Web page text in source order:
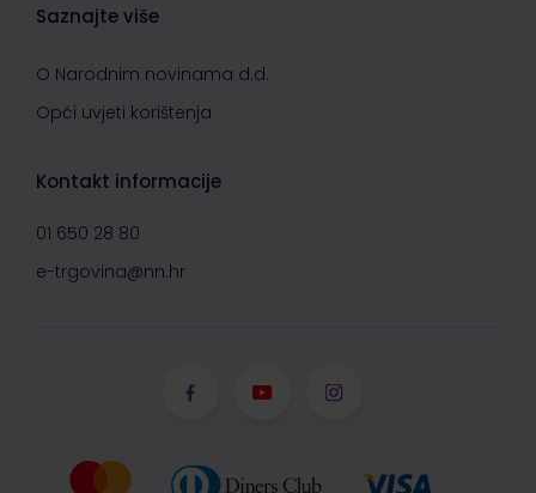
Saznajte više
O Narodnim novinama d.d.
Opći uvjeti korištenja
Kontakt informacije
01 650 28 80
e-trgovina@nn.hr